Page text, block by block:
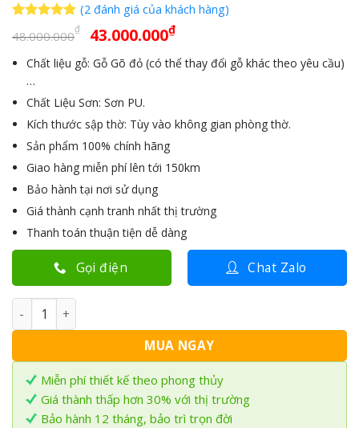
dựa trên
(2 đánh giá của khách hàng)
48.000.000₫ Giá
gốc
là:
43.000.000₫Giá
hiện
tại
Chất liệu gỗ: Gỗ Gõ đỏ (có thể thay đổi gỗ khác theo yêu cầu)
…
Chất Liệu Sơn: Sơn PU.
Kích thước sập thờ: Tùy vào không gian phòng thờ.
Sản phẩm 100% chính hãng
Giao hàng miễn phí lên tới 150km
Bảo hành tại nơi sử dụng
Giá thành cạnh tranh nhất thị trường
Thanh toán thuận tiện dễ dàng
Gọi điện Chat Zalo
Bộ Sập thờ tứ linh gỗ Gõ đỏ ST-12 số lượng
MUA NGAY
Miễn phí thiết kế theo phong thủy
Giá thành thấp hơn 30% với thị trường
Bảo hành 12 tháng, bảo trì trọn đời